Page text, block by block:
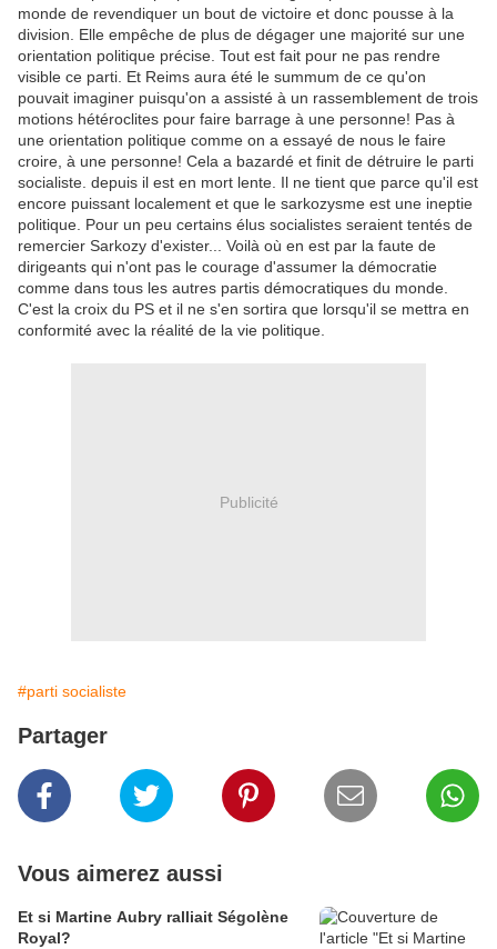
monde de revendiquer un bout de victoire et donc pousse à la
division. Elle empêche de plus de dégager une majorité sur une
orientation politique précise. Tout est fait pour ne pas rendre
visible ce parti. Et Reims aura été le summum de ce qu'on
pouvait imaginer puisqu'on a assisté à un rassemblement de trois
motions hétéroclites pour faire barrage à une personne! Pas à
une orientation politique comme on a essayé de nous le faire
croire, à une personne! Cela a bazardé et finit de détruire le parti
socialiste. depuis il est en mort lente. Il ne tient que parce qu'il est
encore puissant localement et que le sarkozysme est une ineptie
politique. Pour un peu certains élus socialistes seraient tentés de
remercier Sarkozy d'exister... Voilà où en est par la faute de
dirigeants qui n'ont pas le courage d'assumer la démocratie
comme dans tous les autres partis démocratiques du monde.
C'est la croix du PS et il ne s'en sortira que lorsqu'il se mettra en
conformité avec la réalité de la vie politique.
Publicité
#parti socialiste
Partager
Vous aimerez aussi
Et si Martine Aubry ralliait Ségolène
Royal?